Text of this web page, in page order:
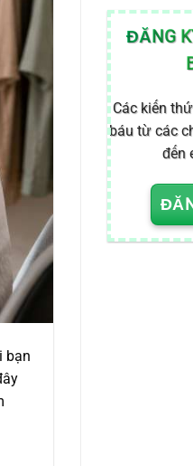
bạn
ĐĂNG
Các kiến
báu từ các
đến